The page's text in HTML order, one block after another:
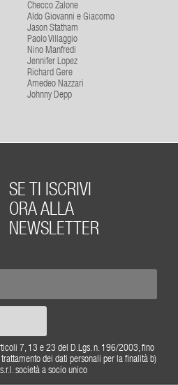
Checco Zalone
Aldo Giovanni e Giacomo
Jason Statham
Paolo Villaggio
Nino Manfredi
Jennifer Lopez
Richard Gere
Amedeo Nazzari
Johnny Depp
SE TI ISCRIVI
ORA ALLA
NEWSLETTER
7, 13 e 23 del D.Lgs. n. 196/2003, fino
dei dati personali per la finalità b)
società a socio unico